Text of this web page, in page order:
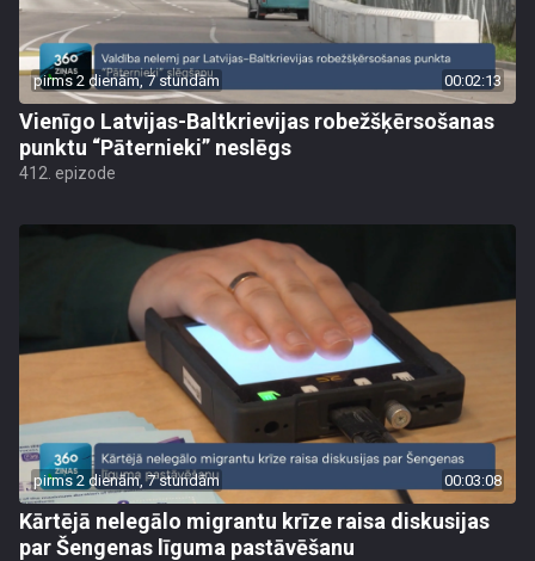
pirms 2 dienām, 7 stundām 00:02:13
Vienīgo Latvijas-Baltkrievijas robežšķērsošanas
punktu “Pāternieki” neslēgs
412. epizode
pirms 2 dienām, 7 stundām 00:03:08
Kārtējā nelegālo migrantu krīze raisa diskusijas
par Šengenas līguma pastāvēšanu